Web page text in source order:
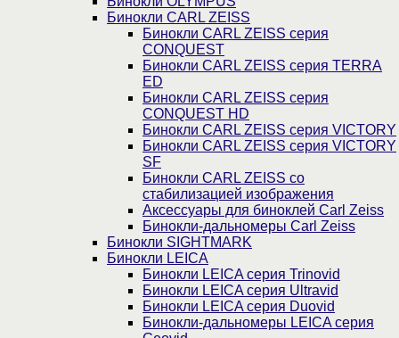
Бинокли CARL ZEISS
Бинокли CARL ZEISS серия
CONQUEST
Бинокли CARL ZEISS серия TERRA
ED
Бинокли CARL ZEISS серия
CONQUEST HD
Бинокли CARL ZEISS серия VICTORY
Бинокли CARL ZEISS серия VICTORY
SF
Бинокли CARL ZEISS со
стабилизацией изображения
Аксессуары для биноклей Carl Zeiss
Бинокли-дальномеры Carl Zeiss
Бинокли SIGHTMARK
Бинокли LEICA
Бинокли LEICA серия Trinovid
Бинокли LEICA серия Ultravid
Бинокли LEICA серия Duovid
Бинокли-дальномеры LEICA серия